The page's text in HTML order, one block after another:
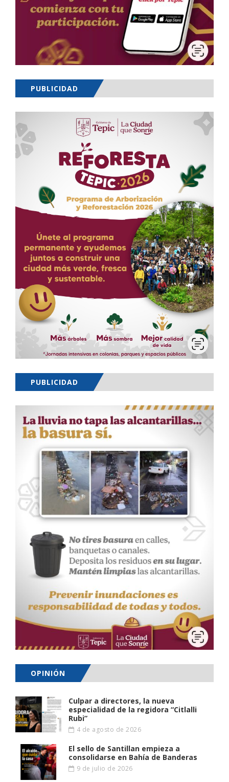
PUBLICIDAD
PUBLICIDAD
OPINIÓN
Culpar a directores, la nueva
especialidad de la regidora “Citlalli
Rubi”
4 de agosto de 2026
El sello de Santillan empieza a
consolidarse en Bahía de Banderas
9 de julio de 2026